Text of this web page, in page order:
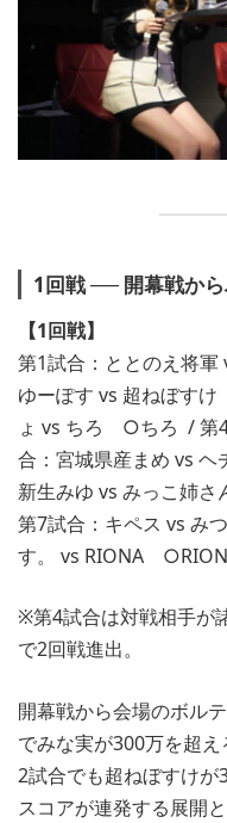
1回戦 ── 開幕戦か
【1回戦】
第1試合：ととのえ将
ゆーぽす vs 超ねぼす
ょ vs ちろ ○ちろ / 第
合：宮城県産まめ vs
新生みゆ vs みっこ姉
第7試合：キペス vs
す。 vs RIONA
※第4試合は対戦相手が
で2回戦進出。
開幕戦から会場のボル
でみな実が300万を超
2試合でも超ねぼすけが
スコアが連発する展開と